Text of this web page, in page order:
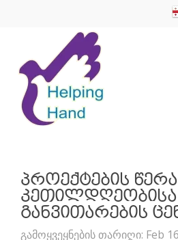
პროექტების
განვითარების
გამოყვეყნების თარიღი: Feb